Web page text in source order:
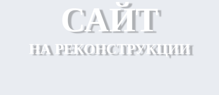
САЙТ
НА РЕКОНСТРУКЦИИ